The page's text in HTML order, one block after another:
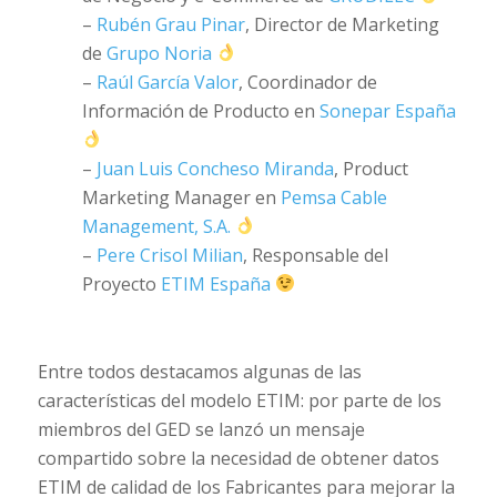
– Rubén Grau Pinar, Director de Marketing
de Grupo Noria
– Raúl García Valor, Coordinador de
Información de Producto en Sonepar España
– Juan Luis Concheso Miranda, Product
Marketing Manager en Pemsa Cable
Management, S.A.
– Pere Crisol Milian, Responsable del
Proyecto ETIM España
Entre todos destacamos algunas de las
características del modelo ETIM: por parte de los
miembros del GED se lanzó un mensaje
compartido sobre la necesidad de obtener datos
ETIM de calidad de los Fabricantes para mejorar la